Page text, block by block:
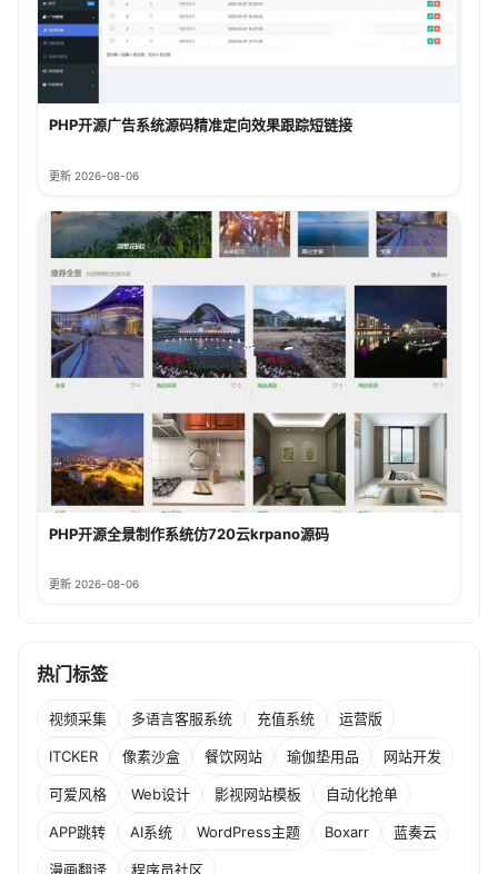
PHP开源广告系统源码精准定向效果跟踪短链接
更新 2026-08-06
PHP开源全景制作系统仿720云krpano源码
更新 2026-08-06
热门标签
视频采集 多语言客服系统 充值系统 运营版
ITCKER 像素沙盒 餐饮网站 瑜伽垫用品 网站开发
可爱风格 Web设计 影视网站模板 自动化抢单
APP跳转 AI系统 WordPress主题 Boxarr 蓝奏云
漫画翻译 程序员社区